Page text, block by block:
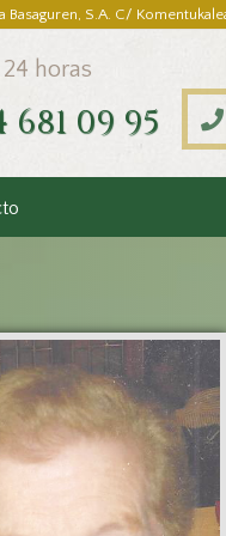
Basaguren, S.A. C/
horas
681 09 95